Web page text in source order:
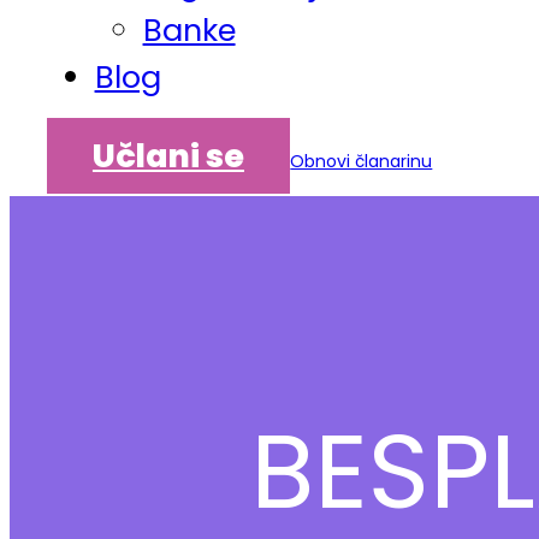
Banke
Blog
Učlani se Obnovi članarinu